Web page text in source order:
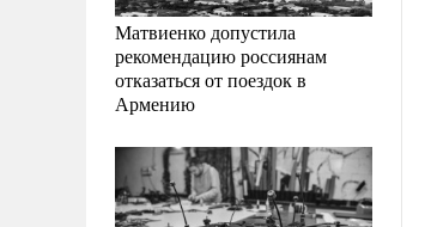
Матвиенко допустила
рекомендацию россиянам
отказаться от поездок в
Армению